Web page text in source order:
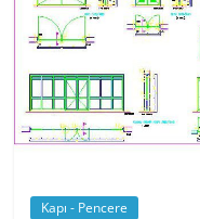
k
Kapı - Pencere